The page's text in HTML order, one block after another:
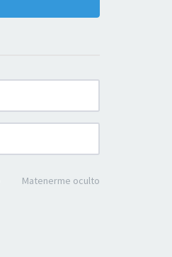
Matenerme oculto